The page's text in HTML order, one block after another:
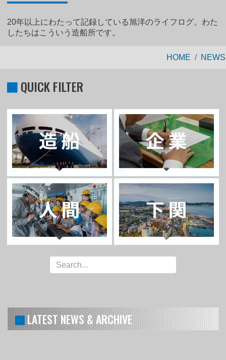
20年以上にわたって記録している旭洋のライフログ。わた
したちはこういう造船所です。
HOME NEWS
QUICK FILTER
LATEST NEWS & ARCHIVE